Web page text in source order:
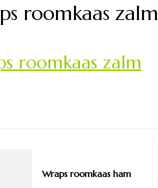
roomkaas zalm
roomkaas zalm
Wraps roomkaas ham